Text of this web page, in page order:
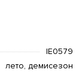
IE0579
лето, демисезон